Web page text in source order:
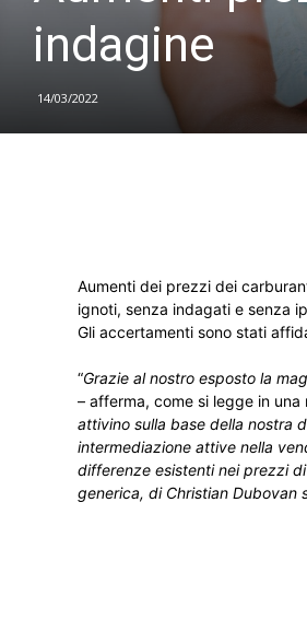
indagine
14/03/2022
Aumenti dei prezzi dei
ignoti, senza indagati e senza
Gli accertamenti sono stati
“Grazie al nostro esposto la
– afferma, come si legge in una
attivino sulla base della nostra
intermediazione attive nella
differenze esistenti nei prezzi
generica, di Christian Dubovan